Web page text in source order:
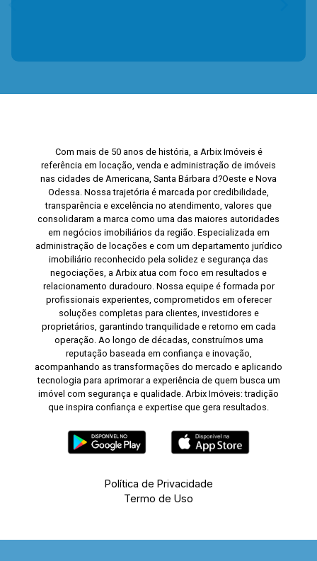
Com mais de 50 anos de história, a Arbix Imóveis é
referência em locação, venda e administração de imóveis
nas cidades de Americana, Santa Bárbara d?Oeste e Nova
Odessa. Nossa trajetória é marcada por credibilidade,
transparência e excelência no atendimento, valores que
consolidaram a marca como uma das maiores autoridades
em negócios imobiliários da região. Especializada em
administração de locações e com um departamento jurídico
imobiliário reconhecido pela solidez e segurança das
negociações, a Arbix atua com foco em resultados e
relacionamento duradouro. Nossa equipe é formada por
profissionais experientes, comprometidos em oferecer
soluções completas para clientes, investidores e
proprietários, garantindo tranquilidade e retorno em cada
operação. Ao longo de décadas, construímos uma
reputação baseada em confiança e inovação,
acompanhando as transformações do mercado e aplicando
tecnologia para aprimorar a experiência de quem busca um
imóvel com segurança e qualidade. Arbix Imóveis: tradição
que inspira confiança e expertise que gera resultados.
Política de Privacidade
Termo de Uso